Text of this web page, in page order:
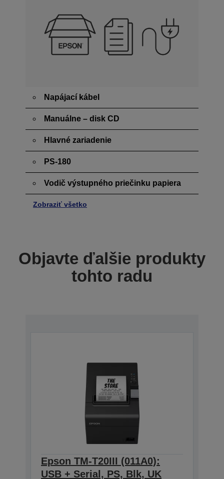
Napájací kábel
Manuálne – disk CD
Hlavné zariadenie
PS-180
Vodič výstupného priečinku papiera
Zobraziť všetko
Objavte ďalšie produkty
tohto radu
Epson TM-T20III (011A0):
USB + Serial, PS, Blk, UK